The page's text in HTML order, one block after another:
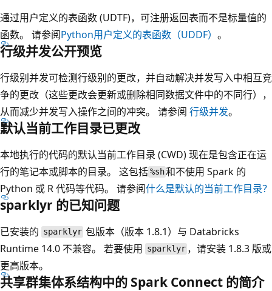
通过用户定义的表函数 (UDTF)，可注册返回表而不是标量值的
函数。 请参阅Python用户定义的表函数（UDDF） 。
行级并发公开预览
行级别并发可检测行级别的更改，并自动解决并发写入中相互竞
争的更改（这些更改会更新或删除相同数据文件中的不同行），
从而减少并发写入操作之间的冲突。 请参阅 行级并发。
默认当前工作目录已更改
本地执行的代码的默认当前工作目录 (CWD) 现在是包含正在运
行的笔记本或脚本的目录。 这包括%sh和不使用 Spark 的
Python 或 R 代码等代码。 请参阅什么是默认的当前工作目录？
sparklyr 的已知问题
已安装的 sparklyr 包版本（版本 1.8.1）与 Databricks
Runtime 14.0 不兼容。 若要使用 sparklyr ，请安装 1.8.3 版或
更高版本。
共享群集体系结构中的 Spark Connect 的简介